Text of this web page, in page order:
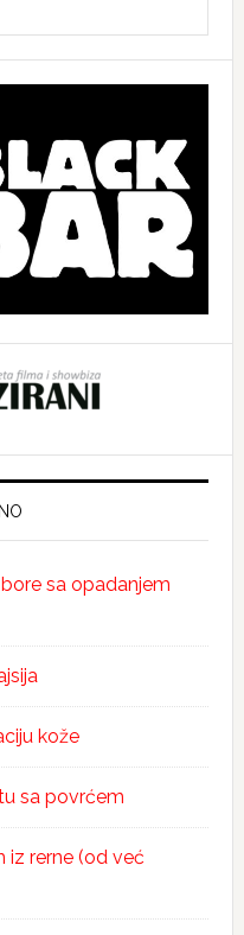
sa opadanjem
kože
sa povrćem
iz rerne (od već